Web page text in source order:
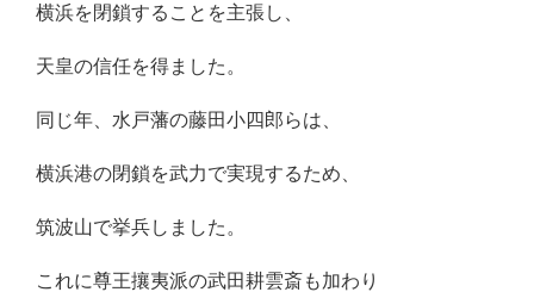
横浜を閉鎖することを主張し、
天皇の信任を得ました。
同じ年、水戸藩の藤田小四郎らは、
横浜港の閉鎖を武力で実現するため、
筑波山で挙兵しました。
これに尊王攘夷派の武田耕雲斎も加わり